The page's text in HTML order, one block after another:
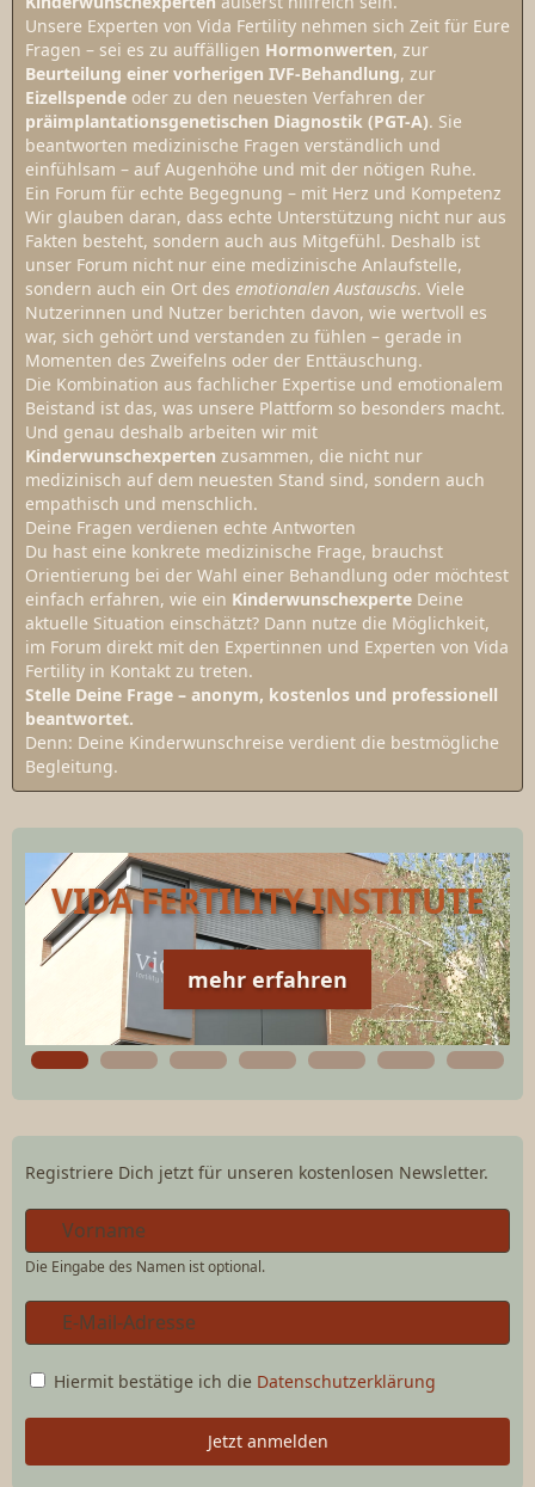
Unsere Experten von Vida Fertility nehmen sich Zeit für Eure
Fragen – sei es zu auffälligen Hormonwerten, zur
Beurteilung einer vorherigen IVF-Behandlung, zur
Eizellspende oder zu den neuesten Verfahren der
präimplantationsgenetischen Diagnostik (PGT-A). Sie
beantworten medizinische Fragen verständlich und
einfühlsam – auf Augenhöhe und mit der nötigen Ruhe.
Ein Forum für echte Begegnung – mit Herz und Kompetenz
Wir glauben daran, dass echte Unterstützung nicht nur aus
Fakten besteht, sondern auch aus Mitgefühl. Deshalb ist
unser Forum nicht nur eine medizinische Anlaufstelle,
sondern auch ein Ort des emotionalen Austauschs. Viele
Nutzerinnen und Nutzer berichten davon, wie wertvoll es
war, sich gehört und verstanden zu fühlen – gerade in
Momenten des Zweifelns oder der Enttäuschung.
Die Kombination aus fachlicher Expertise und emotionalem
Beistand ist das, was unsere Plattform so besonders macht.
Und genau deshalb arbeiten wir mit
Kinderwunschexperten zusammen, die nicht nur
medizinisch auf dem neuesten Stand sind, sondern auch
empathisch und menschlich.
Deine Fragen verdienen echte Antworten
Du hast eine konkrete medizinische Frage, brauchst
Orientierung bei der Wahl einer Behandlung oder möchtest
einfach erfahren, wie ein Kinderwunschexperte Deine
aktuelle Situation einschätzt? Dann nutze die Möglichkeit,
im Forum direkt mit den Expertinnen und Experten von Vida
Fertility in Kontakt zu treten.
Stelle Deine Frage – anonym, kostenlos und professionell
beantwortet.
Denn: Deine Kinderwunschreise verdient die bestmögliche
Begleitung.
VIDA FERTILITY INSTITUTE
mehr erfahren
Registriere Dich jetzt für unseren kostenlosen Newsletter.
Die Eingabe des Namen ist optional.
Hiermit bestätige ich die Datenschutzerklärung
Jetzt anmelden